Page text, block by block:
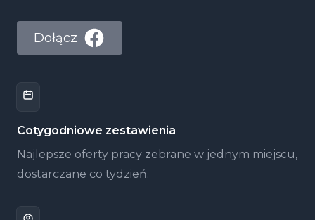
Dołącz
Cotygodniowe zestawienia
Najlepsze oferty pracy zebrane w jednym miejscu,
dostarczane co tydzień.